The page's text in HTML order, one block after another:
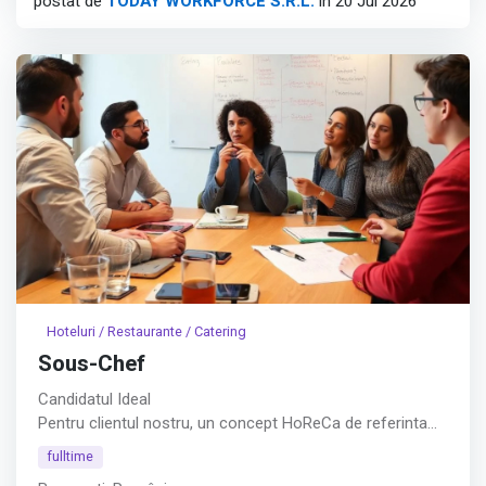
Hoteluri / Restaurante / Catering
Sous-Chef
Candidatul Ideal
Pentru clientul nostru, un concept HoReCa de referinta
din Bucuresti – (Piata Presei), recrutam Sous-Chef cu rol
fulltime